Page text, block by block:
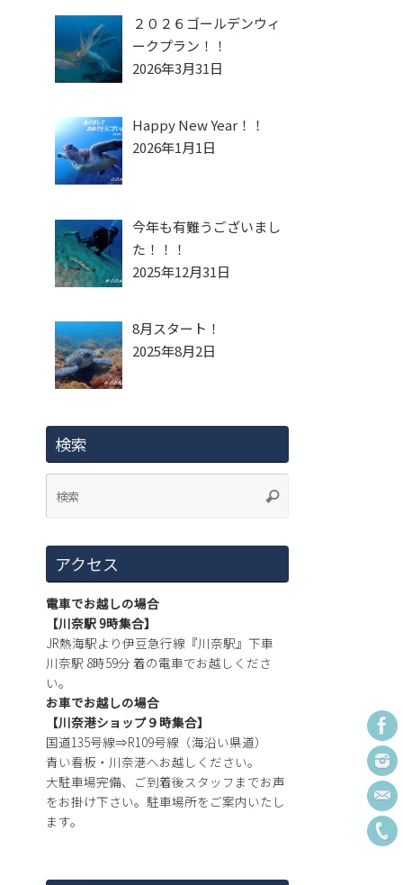
２０２６ゴールデンウィ
ークプラン！！
2026年3月31日
Happy New Year！！
2026年1月1日
今年も有難うございまし
た！！！
2025年12月31日
8月スタート！
2025年8月2日
検索
アクセス
電車でお越しの場合
【川奈駅 9時集合】
JR熱海駅より伊豆急行線『川奈駅』下車
川奈駅 8時59分 着の電車でお越しくださ
い。
お車でお越しの場合
【川奈港ショップ９時集合】
国道135号線⇒R109号線（海沿い県道）
青い看板・川奈港へお越しください。
大駐車場完備、ご到着後スタッフまでお声
をお掛け下さい。駐車場所をご案内いたし
ます。